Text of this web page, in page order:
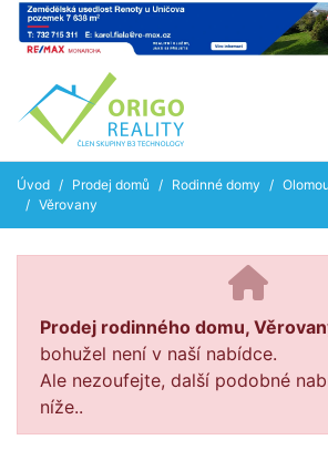
Úvod Prodej domů Rodinné domy
Věrovany
Prodej rodinného domu,
bohužel není v naší nabídce.
Ale nezoufejte, další podobné
níže..